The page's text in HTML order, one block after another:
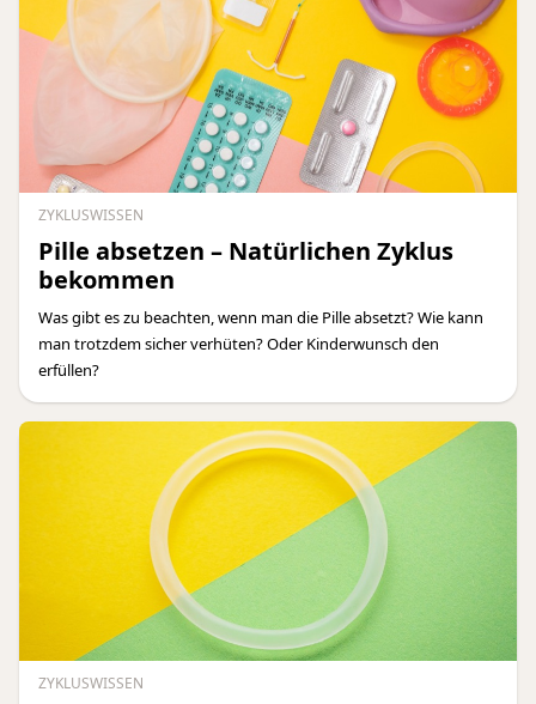
ZYKLUSWISSEN
Pille absetzen – Natürlichen Zyklus
bekommen
Was gibt es zu beachten, wenn man die Pille absetzt? Wie kann
man trotzdem sicher verhüten? Oder Kinderwunsch den
erfüllen?
ZYKLUSWISSEN